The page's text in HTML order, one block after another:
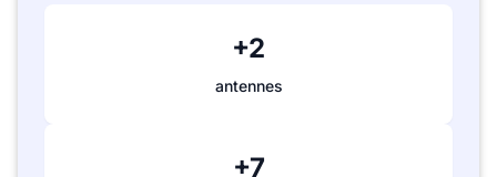
+2
antennes
+7